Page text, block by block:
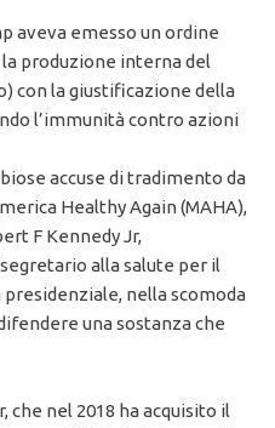
aveva emesso un ordine
produzione interna del
con la giustificazione della
l’immunità contro azioni
accuse di tradimento da
Healthy Again (MAHA),
F Kennedy Jr,
alla salute per il
nella scomoda
una sostanza che
che nel 2018 ha acquisito il